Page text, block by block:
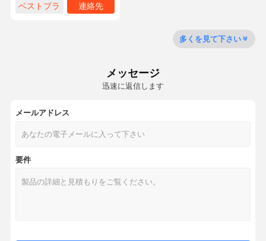
ベストプラ
連絡先
多くを見て下さい
メッセージ
迅速に返信します
メールアドレス
要件